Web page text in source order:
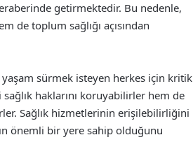
getirmektedir. Bu nedenle,
de toplum sağlığı açısından
yaşam sürmek isteyen herkes için kritik
haklarını koruyabilirler hem de
Sağlık hizmetlerinin erişilebilirliğini
önemli bir yere sahip olduğunu